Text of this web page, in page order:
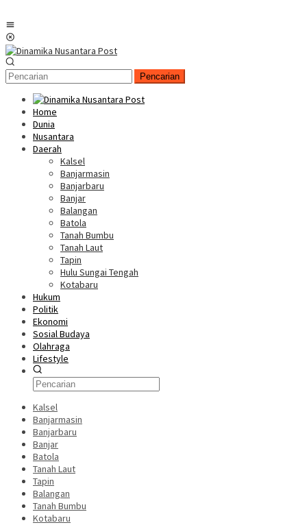
Pencarian
Home
Dunia
Nusantara
Daerah
Kalsel
Banjarmasin
Banjarbaru
Banjar
Balangan
Batola
Tanah Bumbu
Tanah Laut
Tapin
Hulu Sungai Tengah
Kotabaru
Hukum
Politik
Ekonomi
Sosial Budaya
Olahraga
Lifestyle
Kalsel
Banjarmasin
Banjarbaru
Banjar
Batola
Tanah Laut
Tapin
Balangan
Tanah Bumbu
Kotabaru